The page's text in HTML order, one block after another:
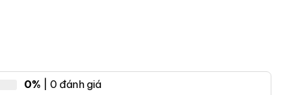
0% | 0 đánh giá